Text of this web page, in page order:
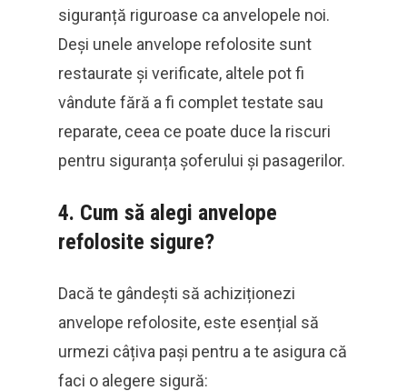
siguranță riguroase ca anvelopele noi.
Deși unele anvelope refolosite sunt
restaurate și verificate, altele pot fi
vândute fără a fi complet testate sau
reparate, ceea ce poate duce la riscuri
pentru siguranța șoferului și pasagerilor.
4. Cum să alegi anvelope
refolosite sigure?
Dacă te gândești să achiziționezi
anvelope refolosite, este esențial să
urmezi câțiva pași pentru a te asigura că
faci o alegere sigură: